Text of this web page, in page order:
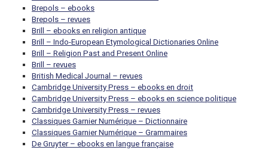
Brepols – ebooks
Brepols – revues
Brill – ebooks en religion antique
Brill – Indo-European Etymological Dictionaries Online
Brill – Religion Past and Present Online
Brill – revues
British Medical Journal – revues
Cambridge University Press – ebooks en droit
Cambridge University Press – ebooks en science politique
Cambridge University Press – revues
Classiques Garnier Numérique – Dictionnaire
Classiques Garnier Numérique – Grammaires
De Gruyter – ebooks en langue française